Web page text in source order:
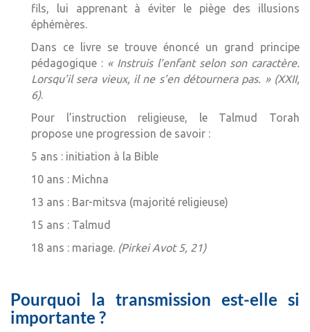
fils, lui apprenant à éviter le piège des illusions
éphémères.
Dans ce livre se trouve énoncé un grand principe
pédagogique : « Instruis l’enfant selon son caractère.
Lorsqu’il sera vieux, il ne s’en détournera pas. » (XXII,
6).
Pour l’instruction religieuse, le Talmud Torah
propose une progression de savoir :
5 ans : initiation à la Bible
10 ans : Michna
13 ans : Bar-mitsva (majorité religieuse)
15 ans : Talmud
18 ans : mariage. (Pirkei Avot 5, 21)
Pourquoi la transmission est-elle si
importante ?